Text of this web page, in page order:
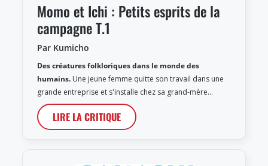
Momo et Ichi : Petits esprits de la
campagne T.1
Par Kumicho
Des créatures folkloriques dans le monde des
humains. Une jeune femme quitte son travail dans une
grande entreprise et s'installe chez sa grand-mère…
LIRE LA CRITIQUE